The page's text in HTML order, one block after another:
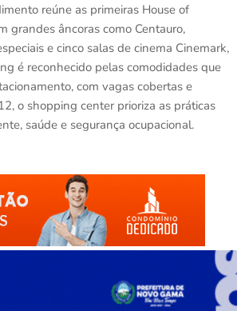
reúne as primeiras House of
grandes âncoras como Centauro,
e cinco salas de cinema Cinemark,
é reconhecido pelas comodidades que
com vagas cobertas e
o shopping center prioriza as práticas
saúde e segurança ocupacional.